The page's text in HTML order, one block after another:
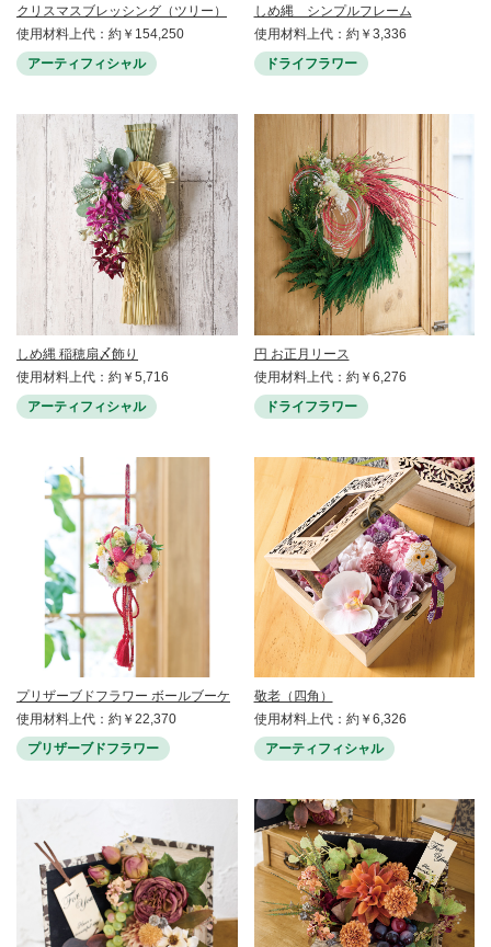
クリスマスブレッシング（ツリー）
使用材料上代：約￥154,250
アーティフィシャル
しめ縄 シンプルフレーム
使用材料上代：約￥3,336
ドライフラワー
しめ縄 稲穂扇〆飾り
使用材料上代：約￥5,716
アーティフィシャル
円 お正月リース
使用材料上代：約￥6,276
ドライフラワー
プリザーブドフラワー ボールブーケ
使用材料上代：約￥22,370
プリザーブドフラワー
敬老（四角）
使用材料上代：約￥6,326
アーティフィシャル